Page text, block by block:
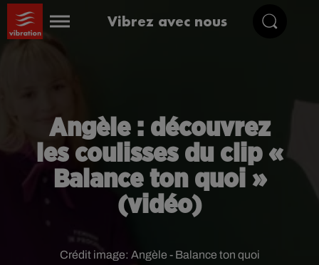
Vibrez avec nous
Angèle : découvrez
les coulisses du clip «
Balance ton quoi »
(vidéo)
Crédit image: Angèle - Balance ton quoi